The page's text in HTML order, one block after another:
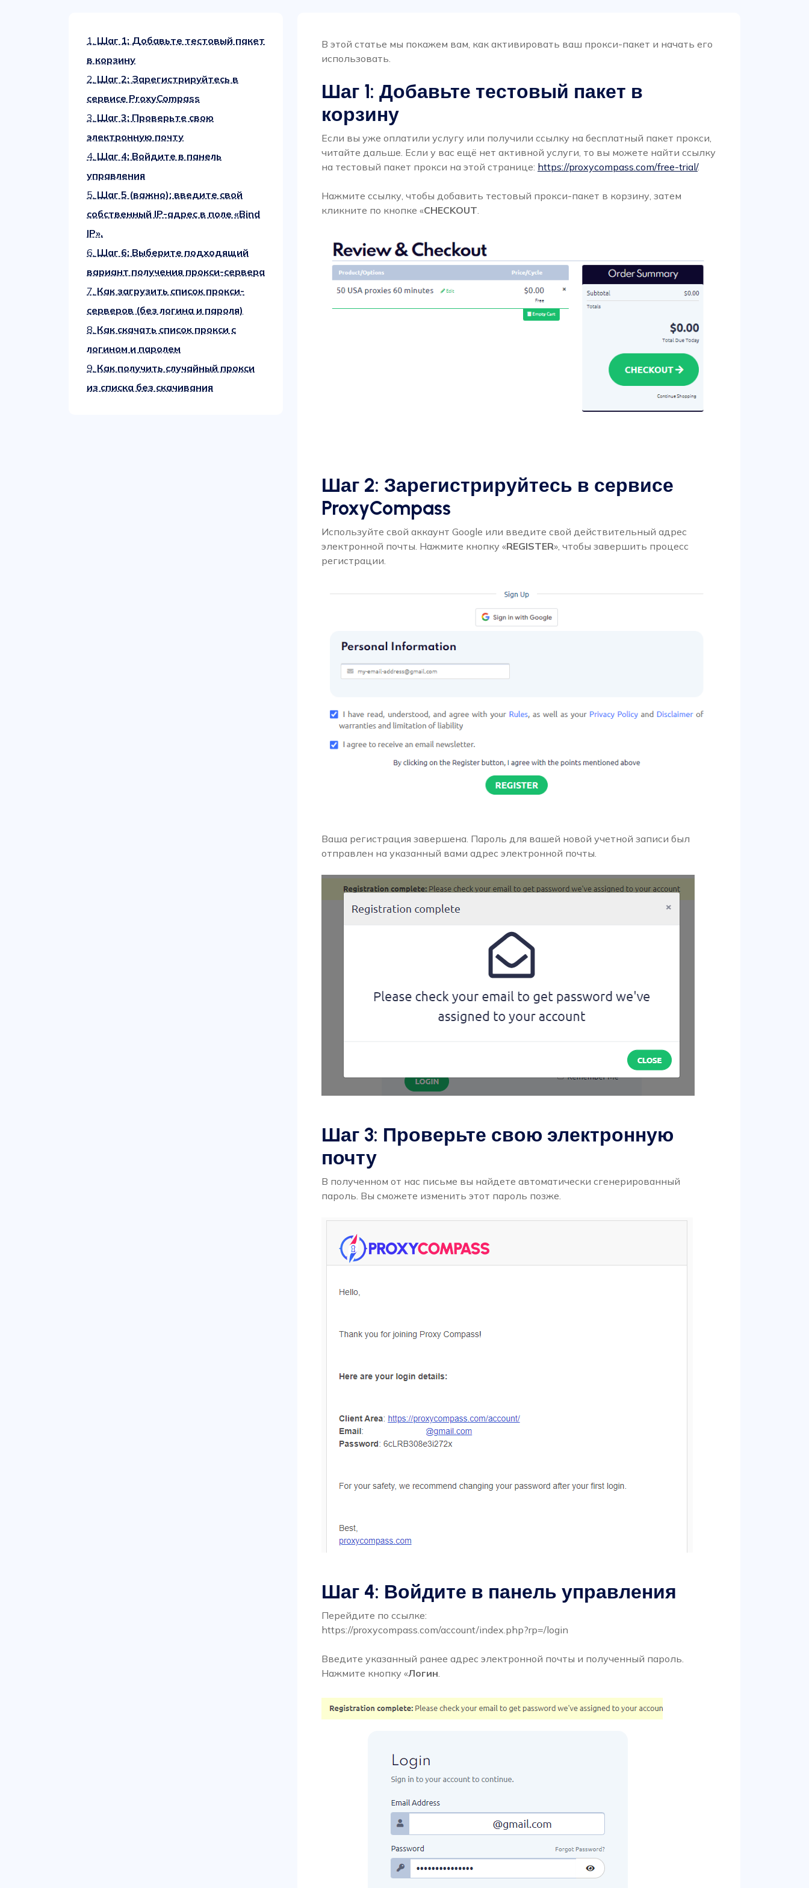
1. Шаг 1: Добавьте тестовый пакет
в корзину
2. Шаг 2: Зарегистрируйтесь в
сервисе ProxyCompass
3. Шаг 3: Проверьте свою
электронную почту
4. Шаг 4: Войдите в панель
управления
5. Шаг 5 (важно): введите свой
собственный IP-адрес в поле «Bind
IP».
6. Шаг 6: Выберите подходящий
вариант получения прокси-сервера
7. Как загрузить список прокси-
серверов (без логина и пароля)
8. Как скачать список прокси с
логином и паролем
9. Как получить случайный прокси
из списка без скачивания
В этой статье мы покажем вам, как активировать ваш прокси-пакет и начать его
использовать.
Шаг 1: Добавьте тестовый пакет в
корзину
Если вы уже оплатили услугу или получили ссылку на бесплатный пакет прокси,
читайте дальше. Если у вас ещё нет активной услуги, то вы можете найти ссылку
на тестовый пакет прокси на этой странице: https://proxycompass.com/free-trial/.
Нажмите ссылку, чтобы добавить тестовый прокси-пакет в корзину, затем
кликните по кнопке «CHECKOUT
Шаг 2: Зарегистрируйтесь в сервисе
ProxyCompass
Используйте свой аккаунт Google или введите свой действительный адрес
электронной почты. Нажмите кнопку «REGISTER», чтобы завершить процесс
регистрации.
Ваша регистрация завершена. Пароль для вашей новой учетной записи был
отправлен на указанный вами адрес электронной почты.
Шаг 3: Проверьте свою электронную
почту
В полученном от нас письме вы найдете автоматически сгенерированный
пароль. Вы сможете изменить этот пароль позже.
Шаг 4: Войдите в панель управления
Перейдите по ссылке:
https://proxycompass.com/account/index.php?rp=/login
Введите указанный ранее адрес электронной почты и полученный пароль.
Нажмите кнопку «Логин